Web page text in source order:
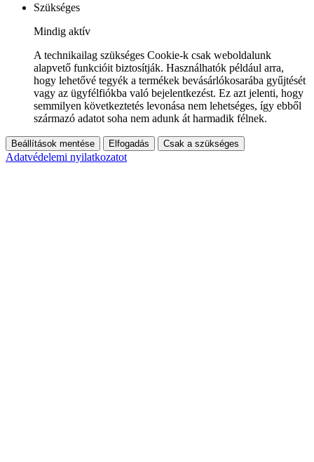
Szükséges
Mindig aktív
A technikailag szükséges Cookie-k csak weboldalunk
alapvető funkcióit biztosítják. Használhatók például arra,
hogy lehetővé tegyék a termékek bevásárlókosarába gyűjtését
vagy az ügyfélfiókba való bejelentkezést. Ez azt jelenti, hogy
semmilyen következtetés levonása nem lehetséges, így ebből
származó adatot soha nem adunk át harmadik félnek.
Beállítások mentése Elfogadás Csak a szükséges
Adatvédelemi nyilatkozatot